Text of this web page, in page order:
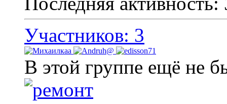
Участников: 3
В этой группе ещё не